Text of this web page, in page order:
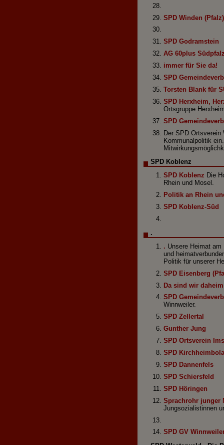
SPD Winden (Pfalz)
SPD Godramstein
AG 60plus
immer für Sie da!
SPD
Torsten Blank für
SPD Herxheim,
Ortsgruppe
SPD
Der SPD
Kommunalpolitik
SPD Koblenz
SPD Koblenz Die
Rhein und Mosel.
Politik an Rhein
SPD Koblenz-Süd
.
. Unsere Heimat
und
Politik für unserer
SPD Eisenberg
Da sind wir daheim
SPD
Winnweiler.
SPD Zellertal
Gunther Jung
SPD Ortsverein
SPD
SPD Dannenfels
SPD Schiersfeld
SPD Höringen
Sprachrohr junger
Jungsozialistinnen
SPD GV